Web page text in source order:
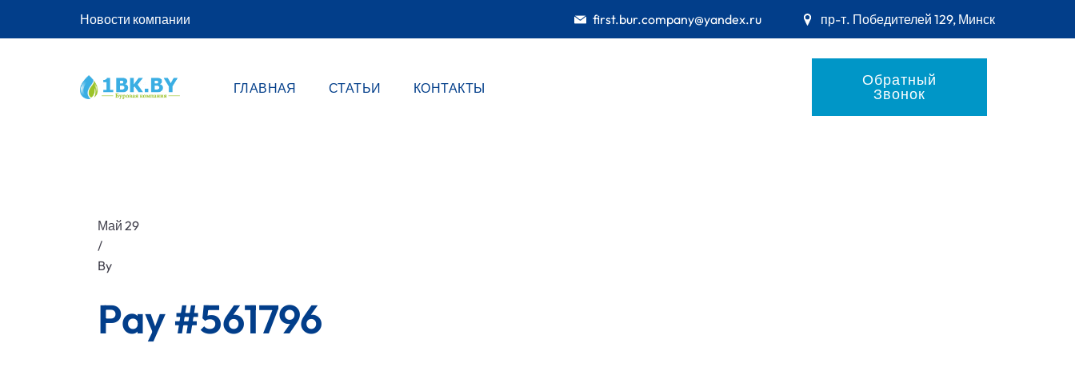
Новости компании first.bur.company@yandex.ru пр-т. Победителей 129, Минск
ГЛАВНАЯ СТАТЬИ КОНТАКТЫ Обратный
Звонок
Май 29
/
By
Pay #561796